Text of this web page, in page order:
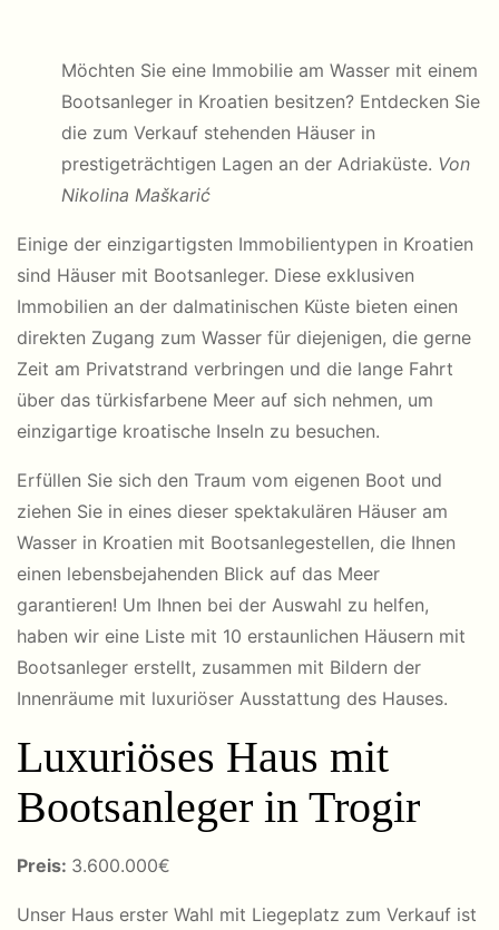
Möchten Sie eine Immobilie am Wasser mit einem
Bootsanleger in Kroatien besitzen? Entdecken Sie
die zum Verkauf stehenden Häuser in
prestigeträchtigen Lagen an der Adriaküste. Von
Nikolina Maškarić
Einige der einzigartigsten Immobilientypen in Kroatien
sind Häuser mit Bootsanleger. Diese exklusiven
Immobilien an der dalmatinischen Küste bieten einen
direkten Zugang zum Wasser für diejenigen, die gerne
Zeit am Privatstrand verbringen und die lange Fahrt
über das türkisfarbene Meer auf sich nehmen, um
einzigartige kroatische Inseln zu besuchen.
Erfüllen Sie sich den Traum vom eigenen Boot und
ziehen Sie in eines dieser spektakulären Häuser am
Wasser in Kroatien mit Bootsanlegestellen, die Ihnen
einen lebensbejahenden Blick auf das Meer
garantieren! Um Ihnen bei der Auswahl zu helfen,
haben wir eine Liste mit 10 erstaunlichen Häusern mit
Bootsanleger erstellt, zusammen mit Bildern der
Innenräume mit luxuriöser Ausstattung des Hauses.
Luxuriöses Haus mit
Bootsanleger in Trogir
Preis: 3.600.000€
Unser Haus erster Wahl mit Liegeplatz zum Verkauf ist